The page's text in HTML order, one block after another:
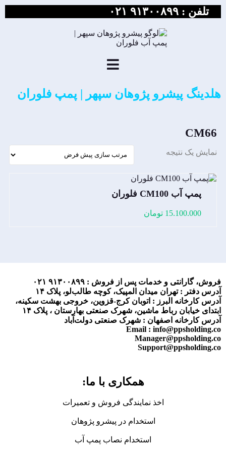
تلفن : ۹۱۳۰۰۸۹۹ ۰۲۱
هلدینگ پیشرو پژوهان سپهر | پمپ فلوران
CM66
نمایش یک نتیجه
پمپ آب CM100 فلوران
15.100.000 تومان
فروش، گارانتی و خدمات پس از فروش : ۹۱۳۰۰۸۹۹ ۰۲۱
آدرس دفتر : تهران میدان المپیک، کوچه طالب‌لو، پلاک ۱۴
آدرس کارخانه البرز : اتوبان کرج-قزوین، خروجی بهشت سکینه،
ابتدای خیابان رباط ماشین، شهرک صنعتی بهارستان ، پلاک ۱۴
آدرس کارخانه اصفهان : شهرک صنعتی دولت‌آباد
Email : info@ppsholding.co
Manager@ppsholding.co
Support@ppsholding.co
همکاری با ما:
اخذ نمایندگی فروش و تعمیرات
استخدام در پیشرو پژوهان
استخدام نصاب پمپ آب